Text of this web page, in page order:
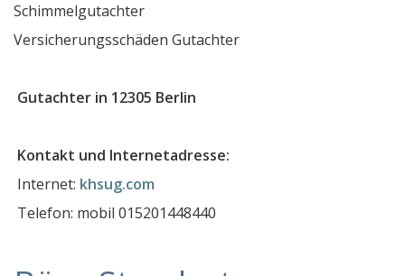
Goldschmiede Stratmann GmbH
SV Büro Franjo Antolovic
Schimmelgutachter
Versicherungsschäden Gutachter
Gutachter in 12305 Berlin
Kontakt und Internetadresse:
Internet: khsug.com
Telefon: mobil 015201448440